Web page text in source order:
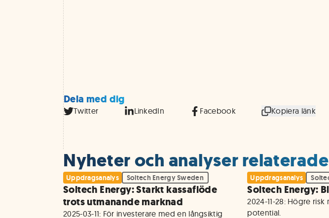
Dela med dig
Twitter LinkedIn Facebook Kopiera länk
Nyheter och analyser
Uppdragsanalys Soltech Energy Sweden
Soltech Energy: Starkt kassaflöde
trots utmanande marknad
2025-03-11: För investerare med en långsiktig
Uppdragsanalys
Soltech Energy:
2024-11-28: Högre
potential.